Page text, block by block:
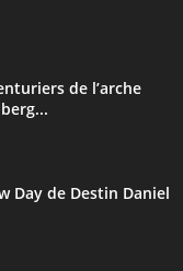
de l’arche
Day de Destin Daniel